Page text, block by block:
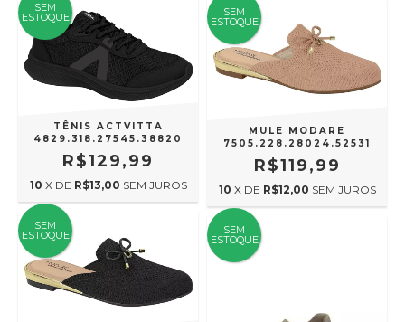
SEM
ESTOQUE
TÊNIS ACTVITTA
4829.318.27545.38820
R$129,99
10 X DE R$13,00 SEM JUROS
SEM
ESTOQUE
MULE MODARE
7505.228.28024.52531
R$119,99
10 X DE R$12,00 SEM JUROS
SEM
ESTOQUE SEM
ESTOQUE